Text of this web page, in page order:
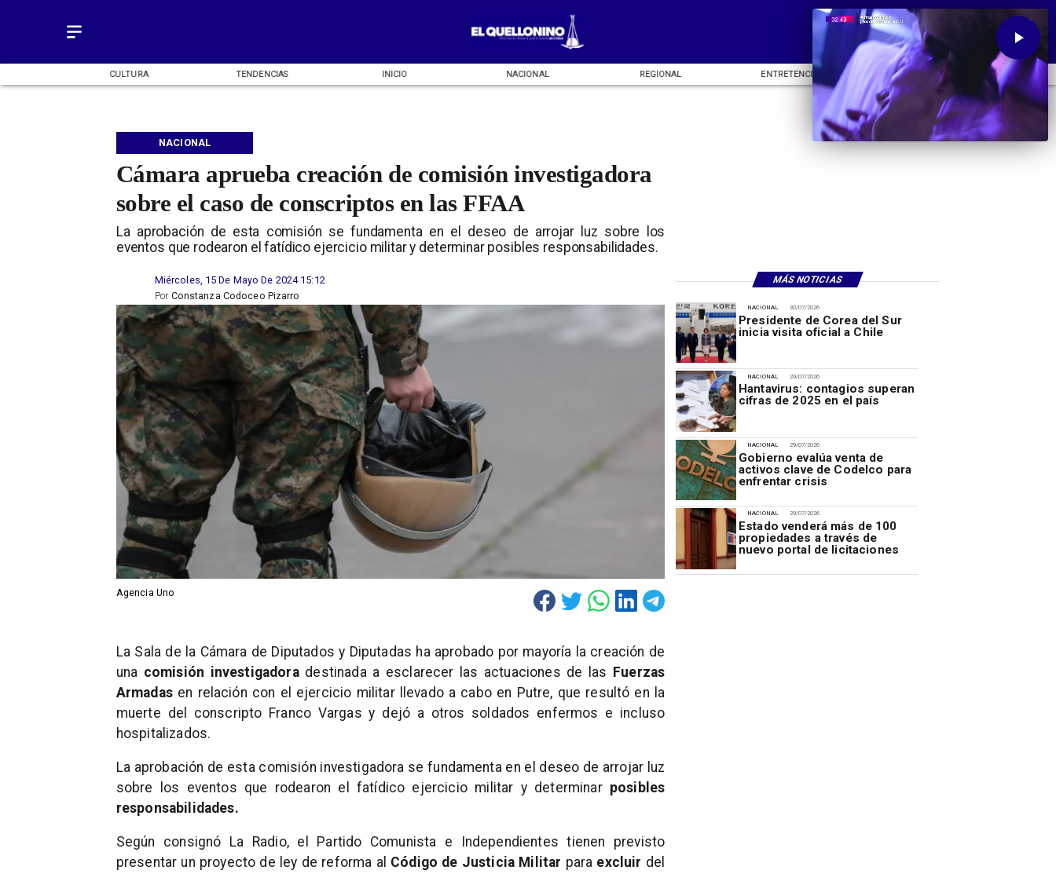
CULTURA TENDENCIAS INICIO NACIONAL REGIONAL ENTRETENCIÓN DEPORTES
Cámara aprueba creación de comisión investigadora
sobre el caso de conscriptos en las FFAA
​La aprobación de esta comisión se fundamenta en el deseo de arrojar luz sobre los
eventos que rodearon el fatídico ejercicio militar y determinar posibles responsabilidades.
NACIONAL
MÁS NOTICIAS
Miércoles, 15 De Mayo De 2024 15:12
Constanza Codoceo Pizarro
Por
Agencia Uno
30/07/2026
Presidente de Corea del Sur
inicia visita oficial a Chile
NACIONAL
29/07/2026
Hantavirus: contagios superan
cifras de 2025 en el país
NACIONAL
29/07/2026
Gobierno evalúa venta de
activos clave de Codelco para
enfrentar crisis
NACIONAL
29/07/2026
Estado venderá más de 100
propiedades a través de
nuevo portal de licitaciones
NACIONAL
La Sala de la Cámara de Diputados y Diputadas ha aprobado por mayoría la creación de
una comisión investigadoradestinada a esclarecer las actuaciones de las Fuerzas
Armadasen relación con el ejercicio militar llevado a cabo en Putre, que resultó en la
muerte del conscripto Franco Vargas y dejó a otros soldados enfermos e incluso
hospitalizados.
La aprobación de esta comisión investigadora se fundamenta en el deseo de arrojar luz
sobre los eventos que rodearon el fatídico ejercicio militar y determinar posibles
responsabilidades.
Según consignó La Radio, el Partido Comunista e Independientes tienen previsto
presentar un proyecto de ley de reforma al Código de Justicia Militar para excluir del